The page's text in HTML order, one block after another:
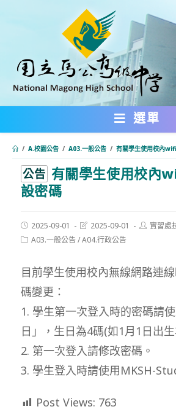
內
選單
/ A.校園公告 / A03.一般公告 / 有關學生使用校內
公告 有關學生使用校內
設密碼
Post
published:
2025-09-01
Post
modified:
2025-09-01
Post實習處
PostA03.一般公告/A04.行政公告
目前學生使用校內無線網路連
碼變更：
1. 學生第一次登入時的密碼請
日」，生日為4碼(如1月1日出生
2. 第一次登入請修改密碼。
3. 學生登入時請使用MKSH-
Post Views: 763